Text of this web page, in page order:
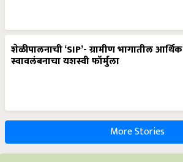
शेळीपालनाची ‘SIP’- ग्रामीण भागातील आर्थिक
स्वावलंबनाचा यशस्वी फॉर्मुला
More Stories